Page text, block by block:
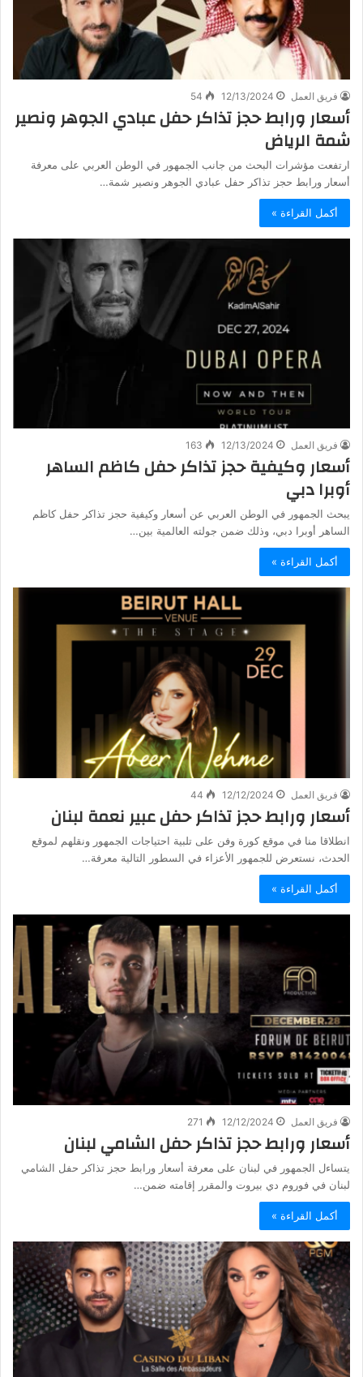
فريق العمل 12/13/2024
54
أسعار ورابط حجز تذاكر حفل عبادي الجوهر ونصير
شمة الرياض
ارتفعت مؤشرات البحث من جانب الجمهور في الوطن العربي على معرفة
أسعار ورابط حجز تذاكر حفل عبادي الجوهر ونصير شمة…
أكمل القراءة »
فريق العمل 12/13/2024
163
أسعار وكيفية حجز تذاكر حفل كاظم الساهر
أوبرا دبي
يبحث الجمهور في الوطن العربي عن أسعار وكيفية حجز تذاكر حفل كاظم
الساهر أوبرا دبي، وذلك ضمن جولته العالمية بين…
أكمل القراءة »
فريق العمل 12/12/2024
44
أسعار ورابط حجز تذاكر حفل عبير نعمة لبنان
انطلاقا منا في موقع كورة وفن على تلبية احتياجات الجمهور ونقلهم لموقع
الحدث، نستعرض للجمهور الأعزاء في السطور التالية معرفة…
أكمل القراءة »
فريق العمل 12/12/2024
271
أسعار ورابط حجز تذاكر حفل الشامي لبنان
يتساءل الجمهور في لبنان على معرفة أسعار ورابط حجز تذاكر حفل الشامي
لبنان في فوروم دي بيروت والمقرر إقامته ضمن…
أكمل القراءة »